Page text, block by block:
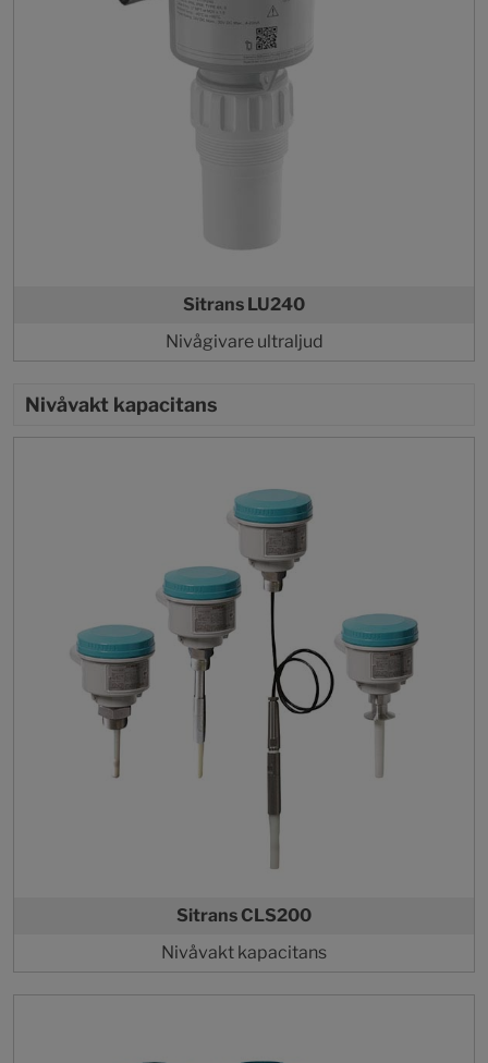
Sitrans LU240
Nivågivare ultraljud
Nivåvakt kapacitans
Sitrans CLS200
Nivåvakt kapacitans